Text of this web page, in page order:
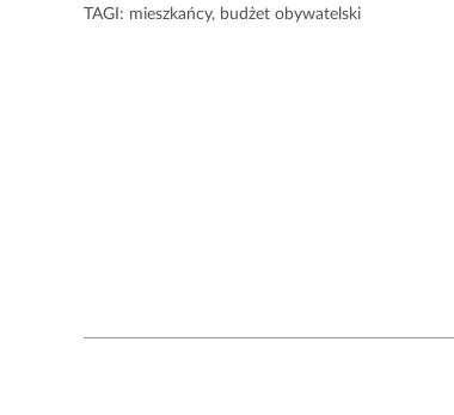
TAGI: mieszkańcy, budżet obywatelski